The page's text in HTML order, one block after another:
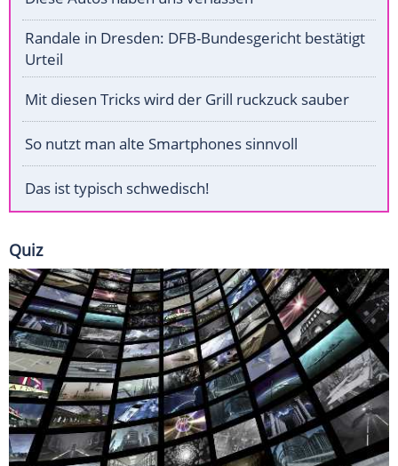
Randale in Dresden: DFB-Bundesgericht bestätigt
Urteil
Mit diesen Tricks wird der Grill ruckzuck sauber
So nutzt man alte Smartphones sinnvoll
Das ist typisch schwedisch!
Quiz